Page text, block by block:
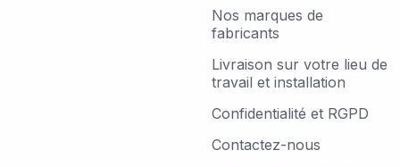
Nos marques de
fabricants
Livraison sur votre lieu de
travail et installation
Confidentialité et RGPD
Contactez-nous